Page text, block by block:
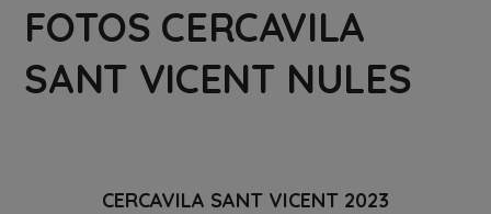
FOTOS CERCAVILA
SANT VICENT NULES
CERCAVILA SANT VICENT 2023